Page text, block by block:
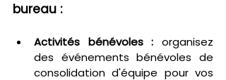
bureau :
Activités bénévoles : organisez
des événements bénévoles de
consolidation d'équipe pour vos